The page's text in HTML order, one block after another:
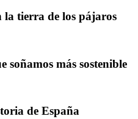
la tierra de los pájaros
más sostenible
de España